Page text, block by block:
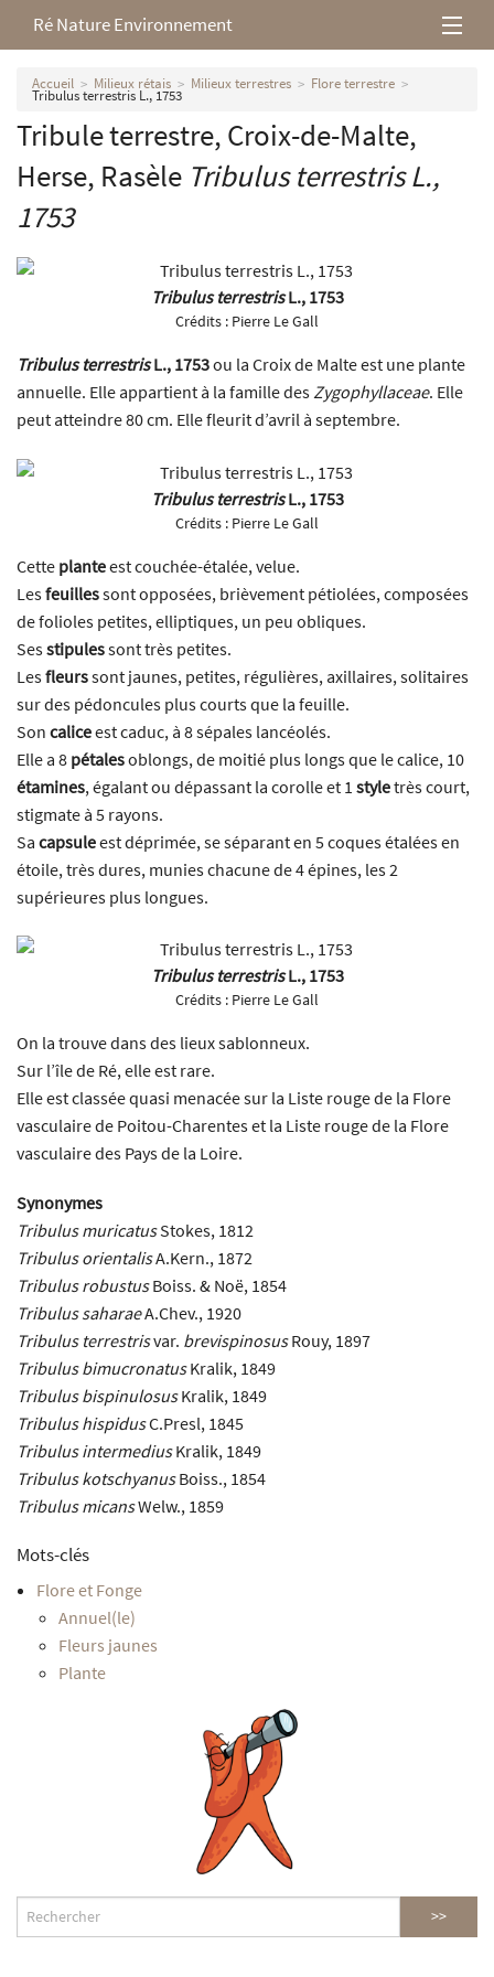
Ré Nature Environnement
L’association
Milieux rétais
Nos parutions
Accueil Milieux rétais Milieux terrestres Flore terrestre
Tribulus terrestris L., 1753
Tribule terrestre, Croix-de-Malte,
Herse, Rasèle Tribulus terrestrisL.,
1753
Tribulus terrestrisL., 1753
Crédits : Pierre Le Gall
Tribulus terrestrisL., 1753ou la Croix de Malte est une plante
annuelle. Elle appartient à la famille desZygophyllaceae. Elle
peut atteindre 80 cm. Elle fleurit d’avril à septembre.
Tribulus terrestrisL., 1753
Crédits : Pierre Le Gall
Cette planteest couchée-étalée, velue.
Lesfeuillessont opposées, brièvement pétiolées, composées
de folioles petites, elliptiques, un peu obliques.
Sesstipulessont très petites.
Lesfleurssont jaunes, petites, régulières, axillaires, solitaires
sur des pédoncules plus courts que la feuille.
Son caliceest caduc, à 8 sépales lancéolés.
Elle a 8 pétalesoblongs, de moitié plus longs que le calice, 10
étamines, égalant ou dépassant la corolle et 1 styletrès court,
stigmate à 5 rayons.
Sa capsuleest déprimée, se séparant en 5 coques étalées en
étoile, très dures, munies chacune de 4 épines, les 2
supérieures plus longues.
Tribulus terrestrisL., 1753
Crédits : Pierre Le Gall
On la trouve dans des lieux sablonneux.
Sur l’île de Ré, elle est rare.
Elle est classée quasi menacée sur la Liste rouge de la Flore
vasculaire de Poitou-Charentes et la Liste rouge de la Flore
vasculaire des Pays de la Loire.
Synonymes
Tribulus muricatusStokes, 1812
Tribulus orientalisA.Kern., 1872
Tribulus robustusBoiss. & Noë, 1854
Tribulus saharaeA.Chev., 1920
Tribulus terrestrisvar. brevispinosusRouy, 1897
Tribulus bimucronatusKralik, 1849
Tribulus bispinulosusKralik, 1849
Tribulus hispidusC.Presl, 1845
Tribulus intermediusKralik, 1849
Tribulus kotschyanusBoiss., 1854
Tribulus micansWelw., 1859
Mots-clés
Flore et Fonge
Annuel(le)
Fleurs jaunes
Plante